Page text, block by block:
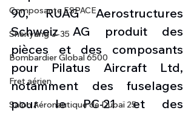
Composante ESPACE
Shenyang J-35
Bombardier Global 6500
Fret aérien
Salon Aéronautique de Dubaï 25
90, RUAG Aerostructures
Schweiz AG produit des
pièces et des composants
pour Pilatus Aircraft Ltd,
notamment des fuselages
pour le PC-21 et des